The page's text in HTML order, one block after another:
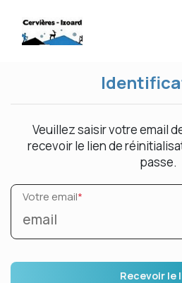
Veuillez saisir votre email
recevoir le lien de
passe.
Votre email*
Recevoir le